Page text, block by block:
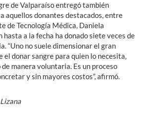
de Valparaíso entregó también
aquellos donantes destacados, entre
de Tecnología Médica, Daniela
hasta a la fecha ha donado siete veces de
“Uno no suele dimensionar el gran
el donar sangre para quien lo necesita,
manera voluntaria. Es un proceso
y sin mayores costos”, afirmó.